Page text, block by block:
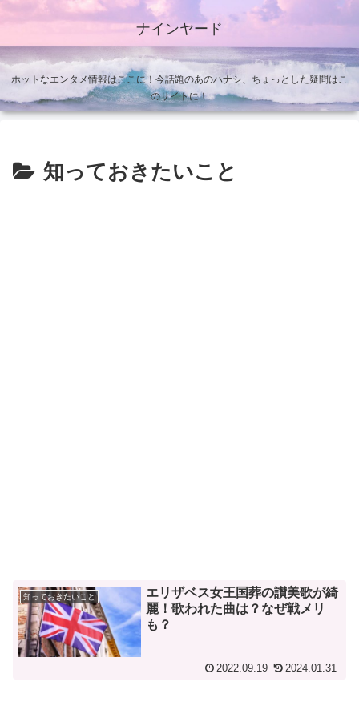
ナインヤード
ホットなエンタメ情報はここに！今話題のあのハナシ、ちょっとした疑問はこ
のサイトに！
知っておきたいこと
知っておきたいこと
エリザベス女王国葬の讃美歌が綺
麗！歌われた曲は？なぜ戦メリ
も？
2022.09.19 2024.01.31